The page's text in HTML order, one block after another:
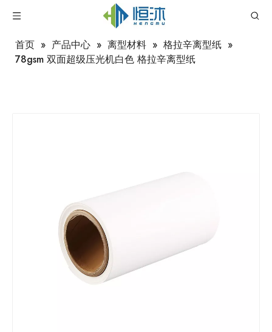
首页 » 产品中心 » 离型材料 » 格拉辛离型纸 »
78gsm 双面超级压光机白色 格拉辛离型纸